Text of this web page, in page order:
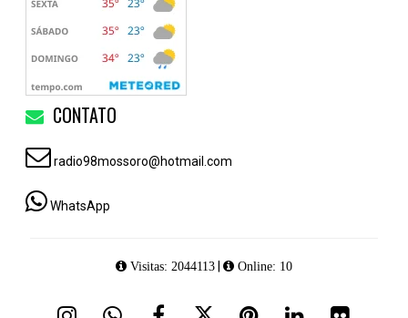
CONTATO
radio98mossoro@hotmail.com
WhatsApp
Visitas: 2044113| Online: 10